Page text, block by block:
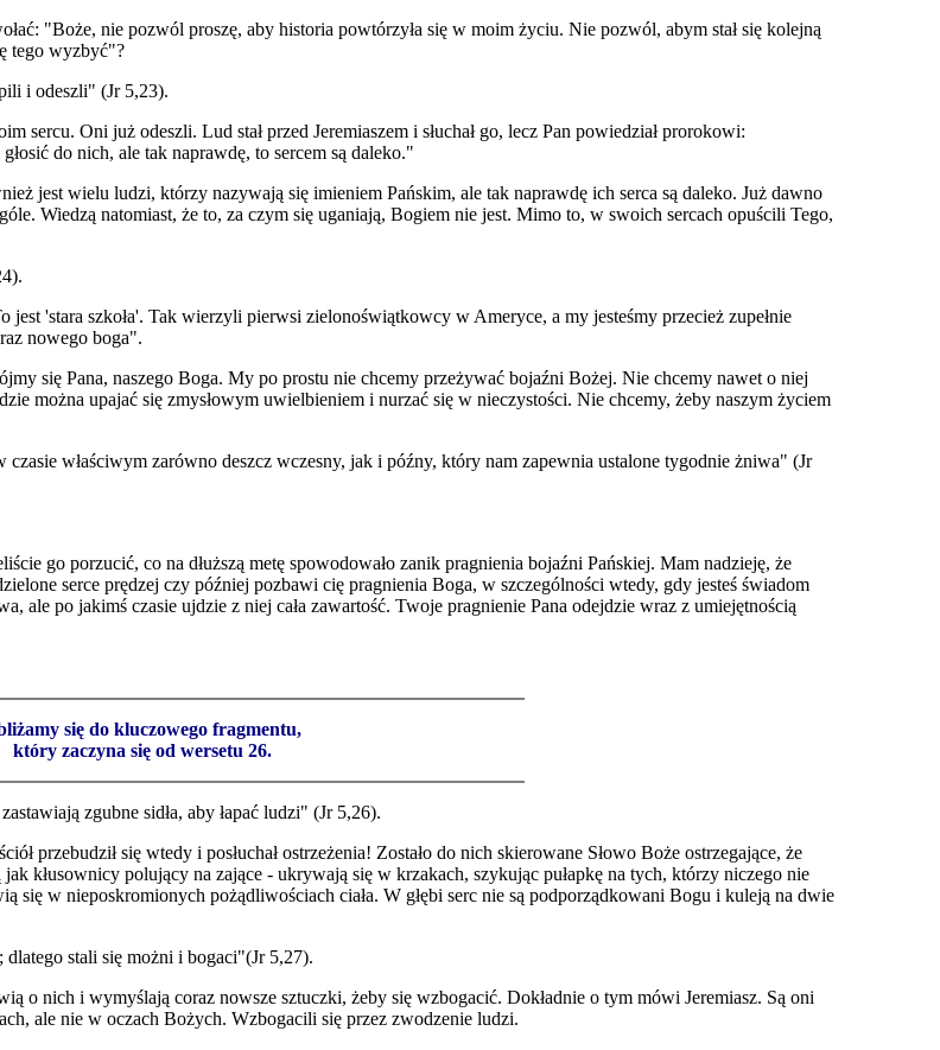
"Boże, nie pozwól proszę, aby historia powtórzyła się w moim życiu. Nie pozwól, abym stał się kolejną
tego wyzbyć"?
i odeszli" (Jr 5,23).
Oni już odeszli. Lud stał przed Jeremiaszem i słuchał go, lecz Pan powiedział prorokowi:
do nich, ale tak naprawdę, to sercem są daleko."
jest wielu ludzi, którzy nazywają się imieniem Pańskim, ale tak naprawdę ich serca są daleko. Już dawno
Wiedzą natomiast, że to, za czym się uganiają, Bogiem nie jest. Mimo to, w swoich sercach opuścili Tego,
'stara szkoła'. Tak wierzyli pierwsi zielonoświątkowcy w Ameryce, a my jesteśmy przecież zupełnie
nowego boga".
się Pana, naszego Boga. My po prostu nie chcemy przeżywać bojaźni Bożej. Nie chcemy nawet o niej
można upajać się zmysłowym uwielbieniem i nurzać się w nieczystości. Nie chcemy, żeby naszym życiem
właściwym zarówno deszcz wczesny, jak i późny, który nam zapewnia ustalone tygodnie żniwa" (Jr
go porzucić, co na dłuższą metę spowodowało zanik pragnienia bojaźni Pańskiej. Mam nadzieję, że
serce prędzej czy później pozbawi cię pragnienia Boga, w szczególności wtedy, gdy jesteś świadom
ale po jakimś czasie ujdzie z niej cała zawartość. Twoje pragnienie Pana odejdzie wraz z umiejętnością
się do kluczowego fragmentu,
który zaczyna się od wersetu 26.
zgubne sidła, aby łapać ludzi" (Jr 5,26).
przebudził się wtedy i posłuchał ostrzeżenia! Zostało do nich skierowane Słowo Boże ostrzegające, że
kłusownicy polujący na zające - ukrywają się w krzakach, szykując pułapkę na tych, którzy niczego nie
się w nieposkromionych pożądliwościach ciała. W głębi serc nie są podporządkowani Bogu i kuleją na dwie
dlatego stali się możni i bogaci"(Jr 5,27).
o nich i wymyślają coraz nowsze sztuczki, żeby się wzbogacić. Dokładnie o tym mówi Jeremiasz. Są oni
ale nie w oczach Bożych. Wzbogacili się przez zwodzenie ludzi.